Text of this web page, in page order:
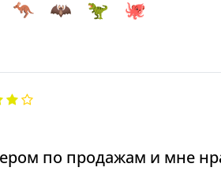
по продажам и мне